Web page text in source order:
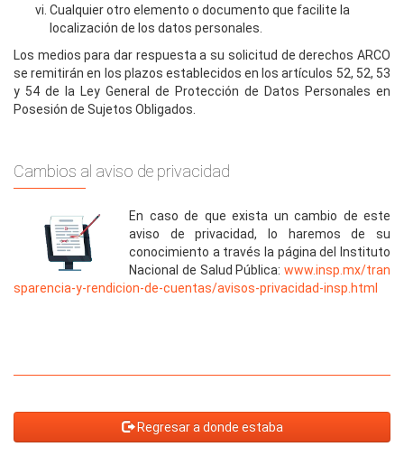
Cualquier otro elemento o documento que facilite la
localización de los datos personales.
Los medios para dar respuesta a su solicitud de derechos ARCO
se remitirán en los plazos establecidos en los artículos 52, 52, 53
y 54 de la Ley General de Protección de Datos Personales en
Posesión de Sujetos Obligados.
Cambios al aviso de privacidad
En caso de que exista un cambio de este
aviso de privacidad, lo haremos de su
conocimiento a través la página del Instituto
Nacional de Salud Pública: www.insp.mx/tran
sparencia-y-rendicion-de-cuentas/avisos-privacidad-insp.html
Regresar a donde estaba